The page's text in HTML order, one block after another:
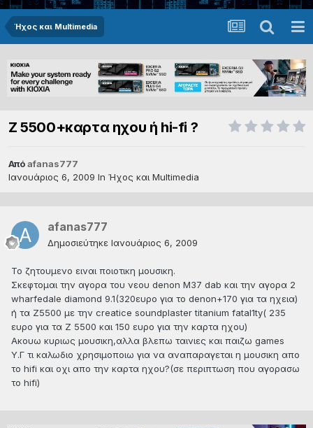
Ήχος και Multimedia
Z 5500+καρτα ηχου ή hi-fi ?
Απόafanas777
Ιανουάριος 6, 2009 In Ήχος και Multimedia
afanas777
Δημοσιεύτηκε Ιανουάριος 6, 2009
Το ζητουμενο ειναι ποιοτικη μουσικη.
Σκεφτομαι την αγορα του νεου denon M37 dab και την αγορα 2
wharfedale diamond 9.1(320ευρο για το denon+170 για τα ηχεια)
ή τα Ζ5500 με την creatice soundplaster titanium fatal1ty( 235
ευρο για τα Ζ 5500 και 150 ευρο για την καρτα ηχου)
Ακουω κυριως μουσικη,αλλα βλεπω ταινιες και παιζω games
Y.Γ τι καλωδιο χρησιμοποιω για να αναπαραγεται η μουσικη απο
το hifi και οχι απο την καρτα ηχου?(σε περιπτωση που αγορασω
το hifi)